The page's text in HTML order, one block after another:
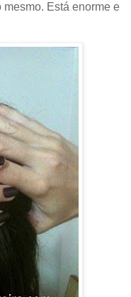
Está enorme e